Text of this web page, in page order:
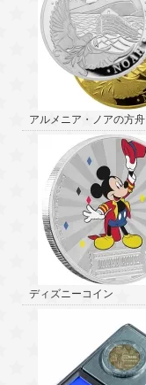
アルメニア・ノアの方舟
ディズニーコイン